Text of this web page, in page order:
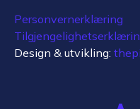
Personvernerklæring
Design & utvikling: